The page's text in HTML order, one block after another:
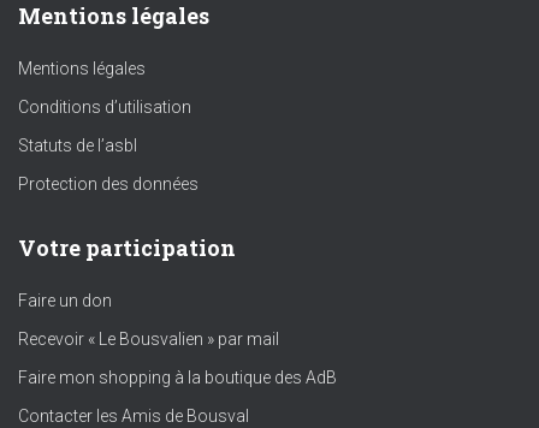
Mentions légales
Mentions légales
Conditions d’utilisation
Statuts de l’asbl
Protection des données
Votre participation
Faire un don
Recevoir « Le Bousvalien » par mail
Faire mon shopping à la boutique des AdB
Contacter les Amis de Bousval